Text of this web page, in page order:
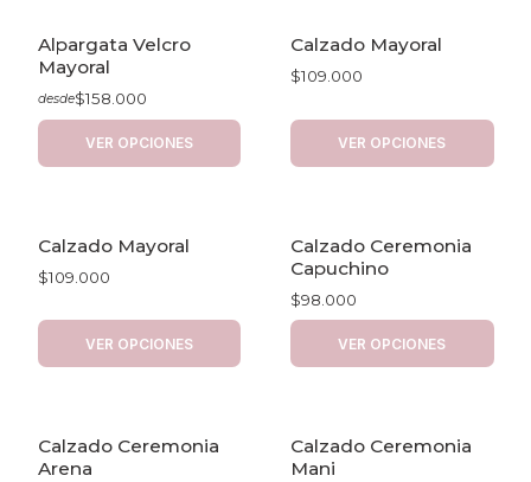
Alpargata Velcro
Mayoral
desde$158.000
VER OPCIONES
Calzado Mayoral
$109.000
VER OPCIONES
Calzado Mayoral
$109.000
VER OPCIONES
Calzado Ceremonia
Capuchino
$98.000
VER OPCIONES
Calzado Ceremonia
Arena
Calzado Ceremonia
Mani